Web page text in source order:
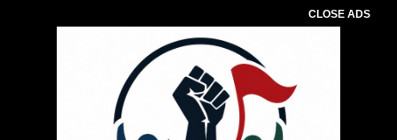
CLOSE ADS